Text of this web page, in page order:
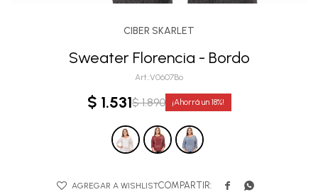
CIBER SKARLET
Sweater Florencia - Bordo
V0607Bo
$ 1.531$ 1.890 18
 